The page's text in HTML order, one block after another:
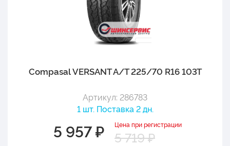
Compasal VERSANT A/T 225/70 R16 103T
Артикул: 286783
1 шт. Поставка 2 дн.
5 957 ₽ Цена при регистрации
5 719 ₽